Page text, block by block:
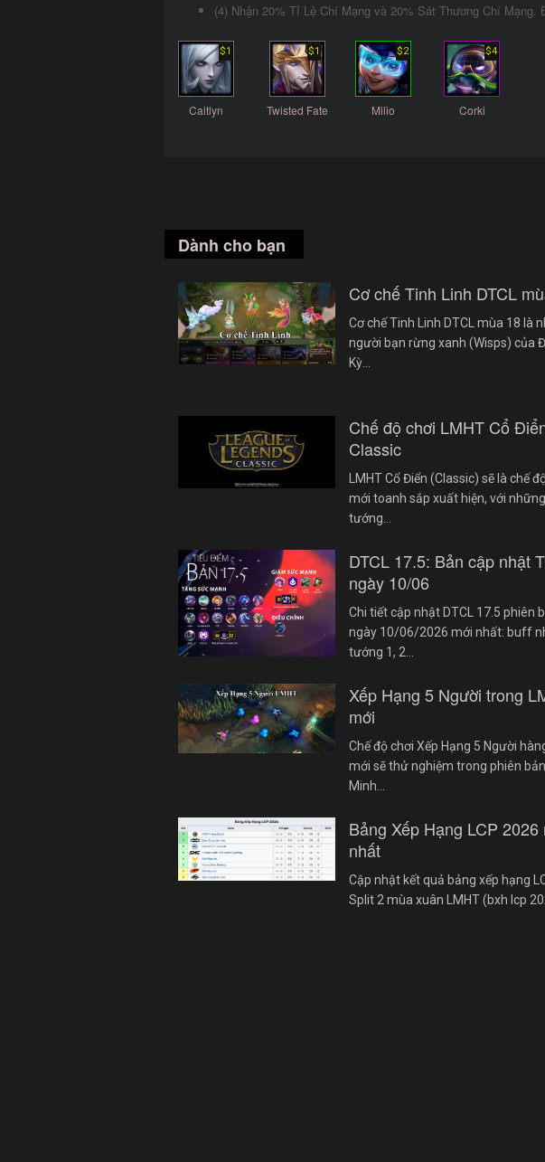
(4) Nhận 20% Tỉ Lệ Chí Mạng và 20% Sát Thương Chí
$1
Caitlyn
$1
Twisted Fate
$2
Milio
$4
Corki
Dành cho bạn
Cơ chế Tinh Linh DTCL
Cơ chế Tinh Linh DTCL mùa 18 là
người bạn rừng xanh (Wisps) của
Kỳ…
Chế độ chơi LMHT Cổ
Classic
LMHT Cổ Điển (Classic) sẽ là chế
mới toanh sắp xuất hiện, với
tướng…
DTCL 17.5: Bản cập nhật
ngày 10/06
Chi tiết cập nhật DTCL 17.5 phiên
ngày 10/06/2026 mới nhất: buff
tướng 1, 2…
Xếp Hạng 5 Người trong
mới
Chế độ chơi Xếp Hạng 5 Người
mới sẽ thử nghiệm trong phiên
Minh…
Bảng Xếp Hạng LCP 2026
nhất
Cập nhật kết quả bảng xếp hạng
Split 2 mùa xuân LMHT (bxh lcp